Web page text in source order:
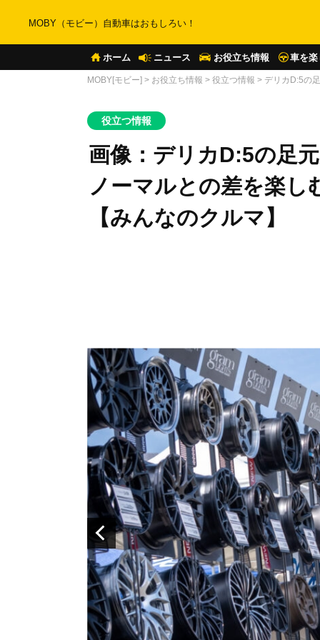
MOBY（モビー）自動車はおもしろい！
ホーム ニュース お役立ち情報 車を楽
MOBY[モビー] > お役立ち情報 > 役立つ情報 > デリカD:5の
役立つ情報
画像：デリカD:5の足
ノーマルとの差を楽し
【みんなのクルマ】